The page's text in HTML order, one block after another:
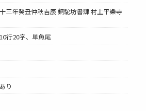
三年癸丑仲秋吉辰 銅駝坊書肆 村上平樂寺
行20字、単魚尾
り